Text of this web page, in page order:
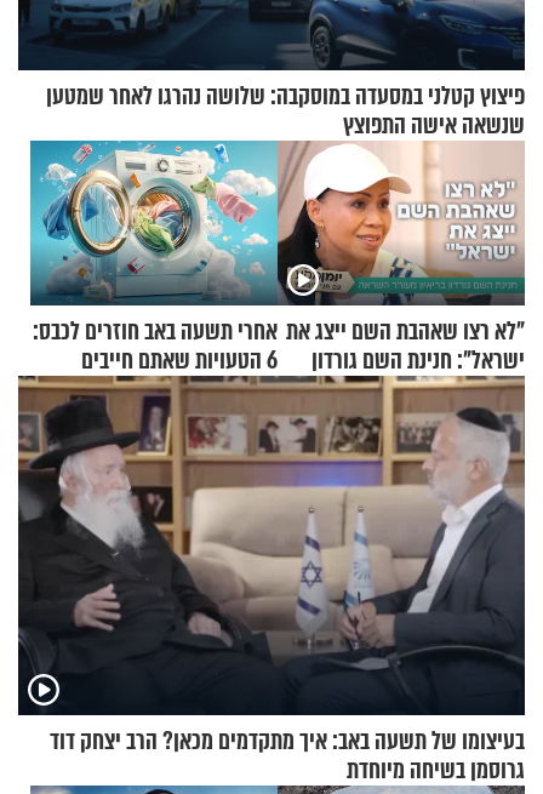
פיצוץ קטלני במסעדה במוסקבה: שלושה נהרגו לאחר שמטען
שנשאה אישה התפוצץ
"לא רצו שאהבת השם ייצג את
ישראל": חנינת השם גורדון
בריאיון מעורר השראה
אחרי תשעה באב חוזרים לכבס:
6 הטעויות שאתם חייבים
להפסיק לעשות
בעיצומו של תשעה באב: איך מתקדמים מכאן? הרב יצחק דוד
גרוסמן בשיחה מיוחדת